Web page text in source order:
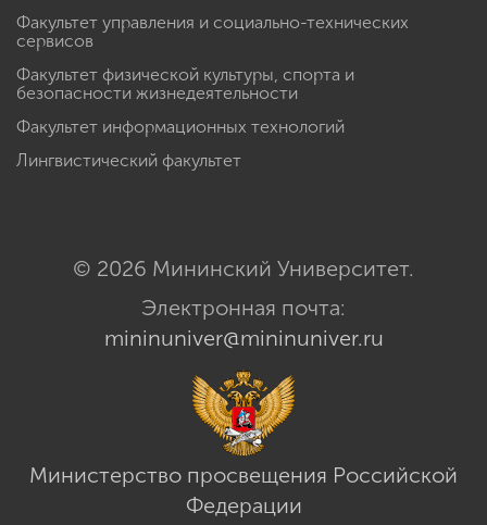
Факультет управления и социально-технических
сервисов
Факультет физической культуры, спорта и
безопасности жизнедеятельности
Факультет информационных технологий
Лингвистический факультет
© 2026 Мининский Университет.
Электронная почта:
mininuniver@mininuniver.ru
Министерство просвещения Российской
Федерации